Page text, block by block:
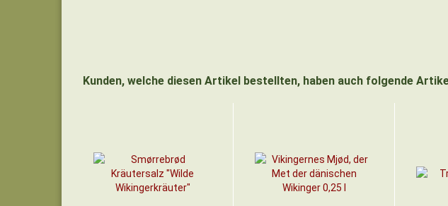
Kunden, welche diesen Artikel bestellten, haben auch folgende